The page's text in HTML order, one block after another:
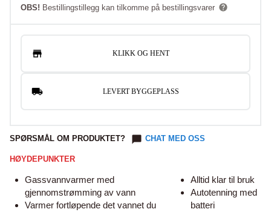
OBS! Bestillingstillegg kan tilkomme på bestillingsvarer
KLIKK OG HENT
LEVERT BYGGEPLASS
SPØRSMÅL OM PRODUKTET? CHAT MED OSS
HØYDEPUNKTER
Gassvannvarmer med
gjennomstrømming av vann
Varmer fortløpende det vannet du
Alltid klar til bruk
Autotenning med
batteri